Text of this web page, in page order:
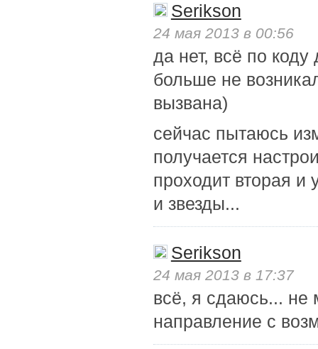
Serikson
24 мая 2013 в 00:56
да нет, всё по
больше не
вызвана)
сейчас пытаюсь
получается
проходит вторая и
и звезды...
Serikson
24 мая 2013 в 17:37
всё, я сдаюсь... не
направление с